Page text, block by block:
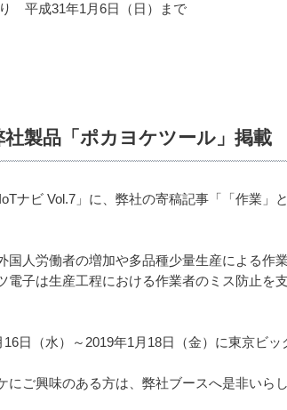
平成31年1月6日（日）まで
製品「ポカヨケツール」掲載
ナビ Vol.7」に、弊社の寄稿記事「「作業」
人労働者の増加や多品種少量生産による作
電子は生産工程における作業者のミス防止を
日（水）～2019年1月18日（金）に東京ビ
ご興味のある方は、弊社ブースへ是非いらし